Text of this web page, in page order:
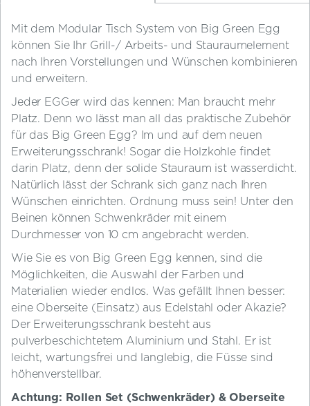
Mit dem Modular Tisch System von Big Green Egg
können Sie Ihr Grill-/ Arbeits- und Stauraumelement
nach Ihren Vorstellungen und Wünschen kombinieren
und erweitern.
Jeder EGGer wird das kennen: Man braucht mehr
Platz. Denn wo lässt man all das praktische Zubehör
für das Big Green Egg? Im und auf dem neuen
Erweiterungsschrank! Sogar die Holzkohle findet
darin Platz, denn der solide Stauraum ist wasserdicht.
Natürlich lässt der Schrank sich ganz nach Ihren
Wünschen einrichten. Ordnung muss sein! Unter den
Beinen können Schwenkräder mit einem
Durchmesser von 10 cm angebracht werden.
Wie Sie es von Big Green Egg kennen, sind die
Möglichkeiten, die Auswahl der Farben und
Materialien wieder endlos. Was gefällt Ihnen besser:
eine Oberseite (Einsatz) aus Edelstahl oder Akazie?
Der Erweiterungsschrank besteht aus
pulverbeschichtetem Aluminium und Stahl. Er ist
leicht, wartungsfrei und langlebig, die Füsse sind
höhenverstellbar.
Achtung: Rollen Set (Schwenkräder) & Oberseite